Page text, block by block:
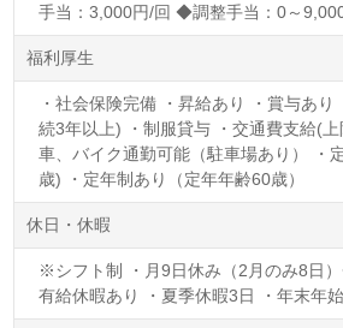
手当：3,000円/回 ◆調整手当：0～
福利厚生
・社会保険完備 ・昇給あり ・賞与あ
続3年以上) ・制服貸与 ・交通費支給(上
車、バイク通勤可能（駐車場あり） ・
歳) ・定年制あり（定年年齢60歳）
休日・休暇
※シフト制 ・月9日休み（2月のみ8日
有給休暇あり ・夏季休暇3日 ・年末年